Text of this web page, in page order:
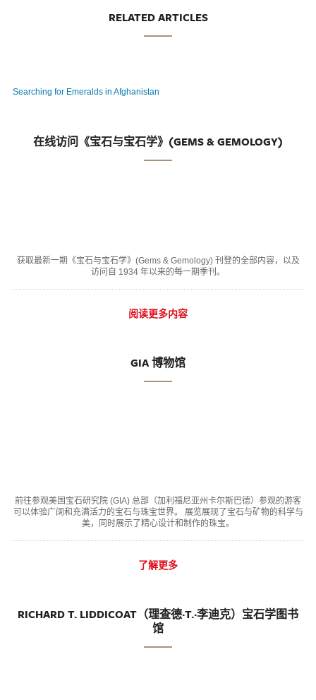
RELATED ARTICLES
Searching for Emeralds in Afghanistan
在线访问《宝石与宝石学》(GEMS & GEMOLOGY)
获取最新一期《宝石与宝石学》(Gems & Gemology) 刊登的全部内容，以及
访问自 1934 年以来的每一期季刊。
阅读更多内容
GIA 博物馆
前往参观美国宝石研究院 (GIA) 总部（加利福尼亚州卡尔斯巴德）参观的游客
可以体验广阔和充满活力的宝石与珠宝世界。 展览展现了宝石与矿物的科学与
美，同时展示了精心设计和制作的珠宝。
了解更多
RICHARD T. LIDDICOAT（理查德·T.·李迪克）宝石学图书
馆